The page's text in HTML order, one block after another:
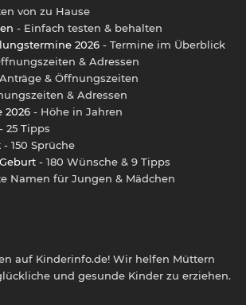
von zu Hause
- Einfach testen & behalten
2026 - Termine im Überblick
& Adressen
& Öffnungszeiten
& Adressen
2026 - Höhe in Jahren
- 25 Tipps
- 150 Sprüche
- 180 Wünsche & 9 Tipps
Namen für Jungen & Mädchen
auf Kinderinfo.de! Wir helfen Müttern
und gesunde Kinder zu erziehen.